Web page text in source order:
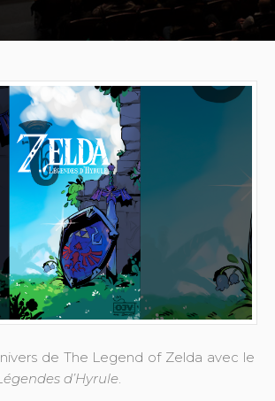
de The Legend of Zelda avec le
d’Hyrule